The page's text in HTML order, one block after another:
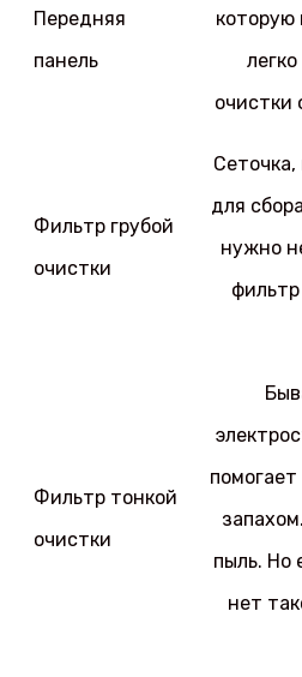
Передняя
панель
которую
очистки
Фильтр грубой
очистки
для
нужно
Фильтр тонкой
очистки
пыль. Но
нет